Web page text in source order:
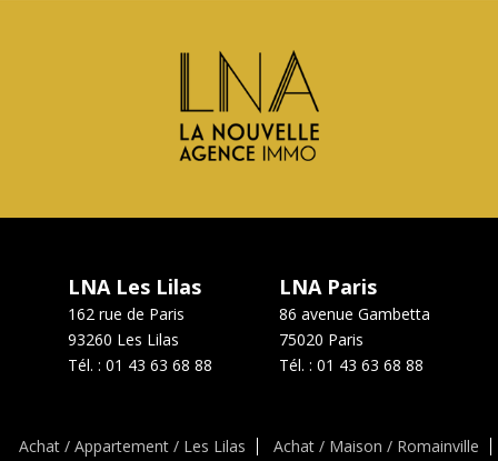
LNA Les Lilas
162 rue de Paris
93260 Les Lilas
Tél. : 01 43 63 68 88
LNA Paris
86 avenue Gambetta
75020 Paris
Tél. :01 43 63 68 88
Achat / Appartement / Les Lilas Achat / Maison / Romainville